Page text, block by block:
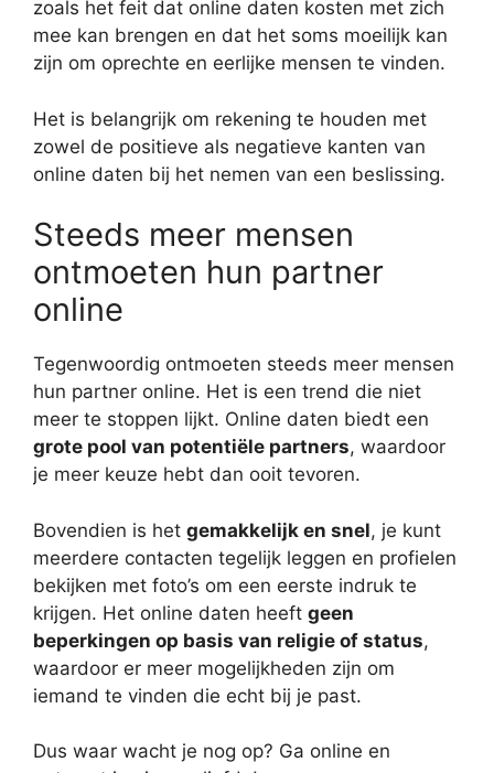
zoals het feit dat online daten kosten met zich
mee kan brengen en dat het soms moeilijk kan
zijn om oprechte en eerlijke mensen te vinden.
Het is belangrijk om rekening te houden met
zowel de positieve als negatieve kanten van
online daten bij het nemen van een beslissing.
Steeds meer mensen
ontmoeten hun partner
online
Tegenwoordig ontmoeten steeds meer mensen
hun partner online. Het is een trend die niet
meer te stoppen lijkt. Online daten biedt een
grote pool van potentiële partners, waardoor
je meer keuze hebt dan ooit tevoren.
Bovendien is het gemakkelijk en snel, je kunt
meerdere contacten tegelijk leggen en profielen
bekijken met foto’s om een eerste indruk te
krijgen. Het online daten heeft geen
beperkingen op basis van religie of status,
waardoor er meer mogelijkheden zijn om
iemand te vinden die echt bij je past.
Dus waar wacht je nog op? Ga online en